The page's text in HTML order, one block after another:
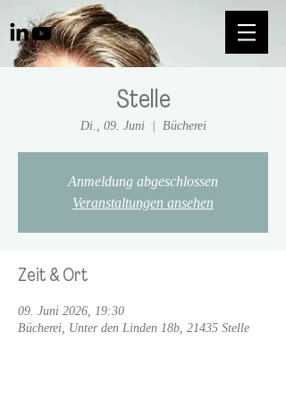
Stelle
Di., 09. Juni
  |
Bücherei
Anmeldung abgeschlossen
Veranstaltungen ansehen
Zeit & Ort
09. Juni 2026, 19:30
Bücherei, Unter den Linden 18b, 21435 Stelle